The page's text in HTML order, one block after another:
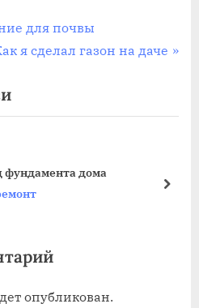
для почвы
я сделал газон на даче
дома
опубликован.